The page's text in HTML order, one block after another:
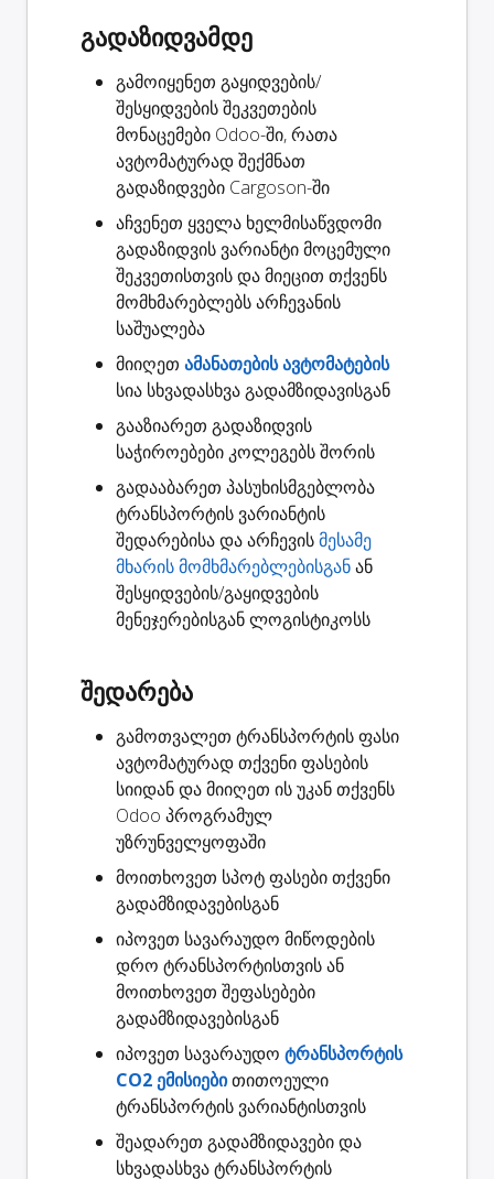
გადაზიდვამდე
გამოიყენეთ გაყიდვების/
შესყიდვების შეკვეთების
მონაცემები Odoo-ში, რათა
ავტომატურადშექმნათ
გადაზიდვები Cargoson-ში
აჩვენეთ ყველა ხელმისაწვდომი
გადაზიდვის ვარიანტიმოცემული
შეკვეთისთვის და მიეცით თქვენს
მომხმარებლებს არჩევანის
საშუალება
მიიღეთ ამანათების ავტომატების
სია სხვადასხვა გადამზიდავისგან
გააზიარეთ გადაზიდვის
საჭიროებები კოლეგებს შორის
გადააბარეთ პასუხისმგებლობა
ტრანსპორტის ვარიანტის
შედარებისა და არჩევისმესამე
მხარის მომხმარებლებისგანან
შესყიდვების/გაყიდვების
მენეჯერებისგან ლოგისტიკოსს
შედარება
გამოთვალეთ ტრანსპორტის ფასი
ავტომატურად თქვენი ფასების
სიიდან და მიიღეთ ის უკან თქვენს
Odoo პროგრამულ
უზრუნველყოფაში
მოითხოვეთ სპოტ ფასებითქვენი
გადამზიდავებისგან
იპოვეთ სავარაუდო მიწოდების
დრო ტრანსპორტისთვის ან
მოითხოვეთ შეფასებები
გადამზიდავებისგან
იპოვეთ სავარაუდო ტრანსპორტის
CO2 ემისიებითითოეული
ტრანსპორტის ვარიანტისთვის
შეადარეთ გადამზიდავებიდა
სხვადასხვა ტრანსპორტის